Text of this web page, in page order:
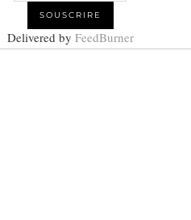
Delivered by FeedBurner